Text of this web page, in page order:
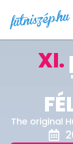
XI.
The original